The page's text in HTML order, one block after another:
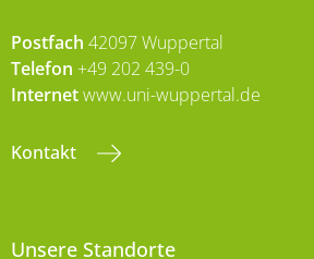
Postfach 42097 Wuppertal
Telefon +49 202 439-0
Internetwww.uni-wuppertal.de
Kontakt
Unsere Standorte